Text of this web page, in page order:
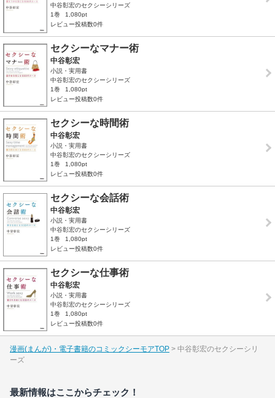
中谷彰宏のセクシーシリーズ
1巻
1,080pt
レビュー投稿数0件
セクシーなマナー術
中谷彰宏
小説・実用書
中谷彰宏のセクシーシリーズ
1巻
1,080pt
レビュー投稿数0件
セクシーな時間術
中谷彰宏
小説・実用書
中谷彰宏のセクシーシリーズ
1巻
1,080pt
レビュー投稿数0件
セクシーな会話術
中谷彰宏
小説・実用書
中谷彰宏のセクシーシリーズ
1巻
1,080pt
レビュー投稿数0件
セクシーな仕事術
中谷彰宏
小説・実用書
中谷彰宏のセクシーシリーズ
1巻
1,080pt
レビュー投稿数0件
漫画(まんが)・電子書籍のコミックシーモアTOP
中谷彰宏のセクシーシリ
ーズ
最新情報はここからチェック！